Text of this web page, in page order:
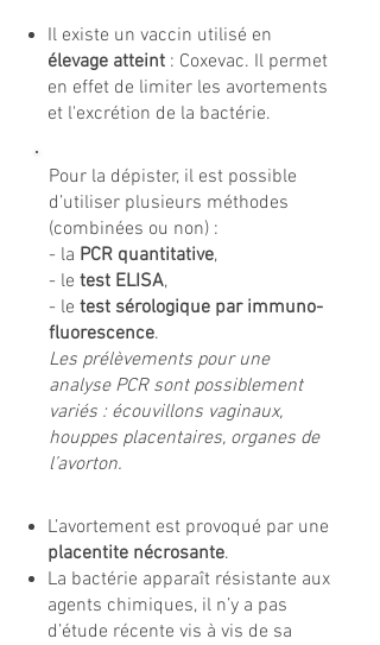
Il existe un vaccin utilisé en
élevage atteint : Coxevac. Il permet
en effet de limiter les avortements
et l'excrétion de la bactérie.
Pour la dépister, il est possible
d’utiliser plusieurs méthodes
(combinées ou non) :
- la PCR quantitative,
- le test ELISA,
- le test sérologique par immuno-
fluorescence.
Les prélèvements pour une
analyse PCR sont possiblement
variés : écouvillons vaginaux,
houppes placentaires, organes de
l’avorton.
L’avortement est provoqué par une
placentite nécrosante.
La bactérie apparaît résistante aux
agents chimiques, il n’y a pas
d’étude récente vis à vis de sa